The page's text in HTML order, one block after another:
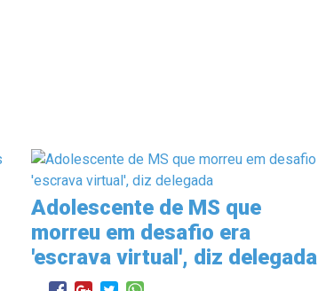
Adolescente de MS que
morreu em desafio era
'escrava virtual', diz delegada